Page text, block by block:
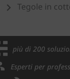
Tegole in
più di 200
Esperti per